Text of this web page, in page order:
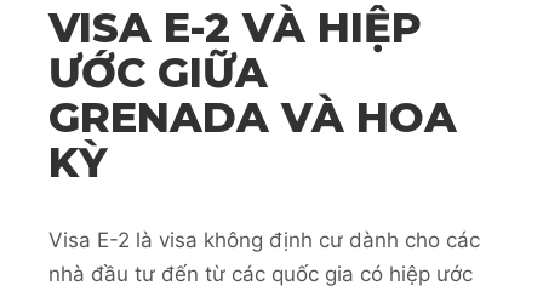
VISA E-2 VÀ HIỆP
ƯỚC GIỮA
GRENADA VÀ HOA
KỲ
Visa E-2 là visa không định cư dành cho các
nhà đầu tư đến từ các quốc gia có hiệp ước